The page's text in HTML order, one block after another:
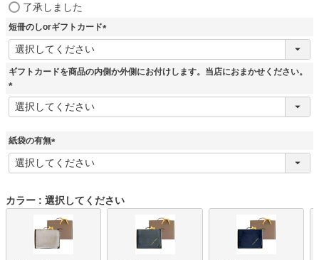
)
了承しました
短冊のしorギフトカード
(
須
ギフトカードを商品の内側か外側にお付けします。当店におまかせください。
(
必
)紙袋の有無
(
必
)
カラー 選択してください